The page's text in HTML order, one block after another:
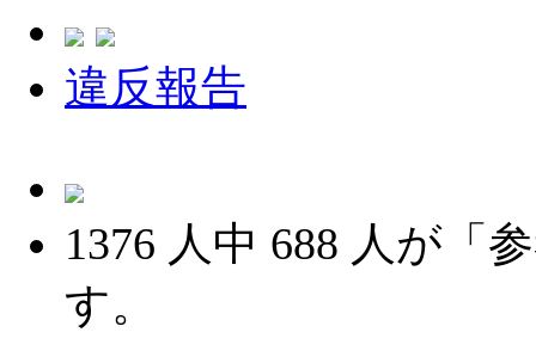
違反報告
1376 人中 688 人が「
す。